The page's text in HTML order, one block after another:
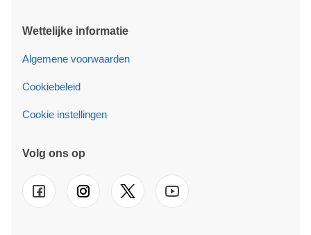
Wettelijke informatie
Algemene voorwaarden
Cookiebeleid
Cookie instellingen
Volg ons op